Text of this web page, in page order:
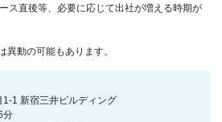
ス直後等、必要に応じて出社が増える時期が
動の可能もあります。
1 新宿三井ビルディング
分